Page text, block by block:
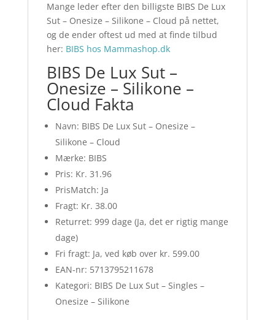
Mange leder efter den billigste BIBS De Lux
Sut – Onesize – Silikone – Cloud på nettet,
og de ender oftest ud med at finde tilbud
her: BIBS hos Mammashop.dk
BIBS De Lux Sut –
Onesize – Silikone –
Cloud Fakta
Navn: BIBS De Lux Sut – Onesize –
Silikone – Cloud
Mærke: BIBS
Pris: Kr. 31.96
PrisMatch: Ja
Fragt: Kr. 38.00
Returret: 999 dage (Ja, det er rigtig mange
dage)
Fri fragt: Ja, ved køb over kr. 599.00
EAN-nr: 5713795211678
Kategori: BIBS De Lux Sut – Singles –
Onesize – Silikone